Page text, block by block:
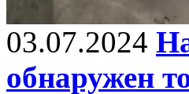
03.07.2024
обнаружен